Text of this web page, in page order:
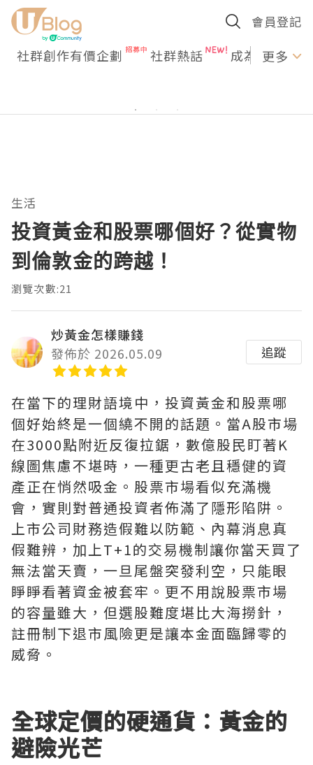
會員登記
社群創作有價企劃 社群熱話 成為U更多
生活
投資黃金和股票哪個好？從實物
到倫敦金的跨越！
瀏覽次數:21
炒黃金怎樣賺錢
發佈於 2026.05.09
追蹤
在當下的理財語境中，投資黃金和股票哪
個好始終是一個繞不開的話題。當A股市場
在3000點附近反復拉鋸，數億股民盯著K
線圖焦慮不堪時，一種更古老且穩健的資
產正在悄然吸金。股票市場看似充滿機
會，實則對普通投資者佈滿了隱形陷阱。
上市公司財務造假難以防範、內幕消息真
假難辨，加上T+1的交易機制讓你當天買了
無法當天賣，一旦尾盤突發利空，只能眼
睜睜看著資金被套牢。更不用說股票市場
的容量雖大，但選股難度堪比大海撈針，
註冊制下退市風險更是讓本金面臨歸零的
威脅。
全球定價的硬通貨：黃金的
避險光芒